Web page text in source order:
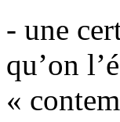
- une
qu’on
«